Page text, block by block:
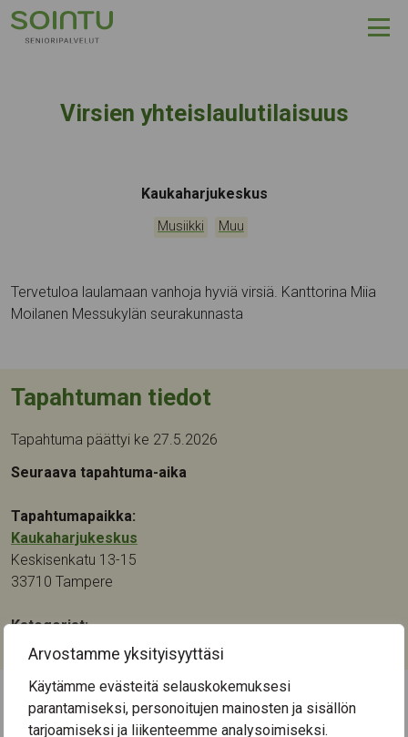
Arvostamme yksityisyyttäsi
Käytämme evästeitä selauskokemuksesi
parantamiseksi, personoitujen mainosten ja sisällön
tarjoamiseksi ja liikenteemme analysoimiseksi.
Hyppää sisältöön
Virsien yhteislaulutilaisuus
Tapahtumapaikka:
Kaukaharjukeskus
Kategoriat:
Musiikki Muu
Tervetuloa laulamaan vanhoja hyviä virsiä. Kanttorina Miia
Moilanen Messukylän seurakunnasta
Tapahtuman tiedot
Tapahtuma päättyi ke 27.5.2026
Seuraava tapahtuma-aika
Tapahtumapaikka:
Kaukaharjukeskus
Keskisenkatu 13-15
33710 Tampere
Kategoriat:
Musiikki,Muu
← Näytä kaikki tapahtumat